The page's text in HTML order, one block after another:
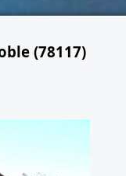
(78117)